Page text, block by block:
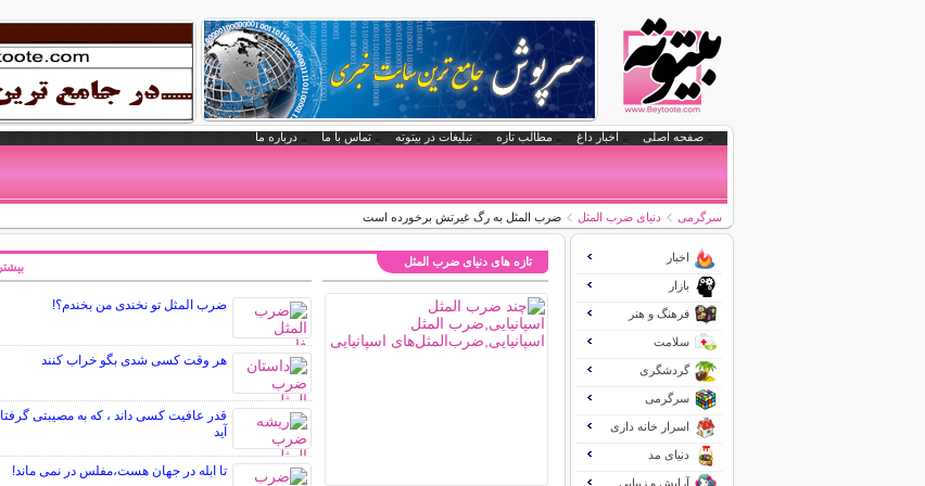
صفحه اصلی اخبار داغ مطالب تازه تبلیغات در بیتوته تماس با ما درباره ما
سرگرمی دنیای ضرب المثل ضرب المثل به رگ غیرتش برخورده است
تازه های دنیای ضرب المثل
ضرب المثل تو نخندی من بخندم؟!
هر وقت کسی شدی بگو خراب کنند
قدر عافیت کسی داند ، که به مصیبتی
آید
تا ابله در جهان هست،مفلس در نمی ماند!
اخبار
بازار
فرهنگ و هنر
سلامت
گردشگری
سرگرمی
اسرار خانه داری
دنیای مد
آرایش و زیبایی